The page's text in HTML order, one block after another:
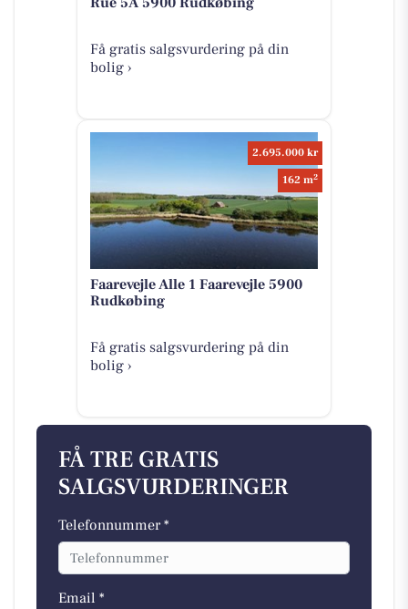
Få gratis salgsvurdering på din
bolig ›
2.695.000 kr
162 m2
Faarevejle Alle 1 Faarevejle 5900
Rudkøbing
Få gratis salgsvurdering på din
bolig ›
FÅ TRE GRATIS
SALGSVURDERINGER
Telefonnummer *
Email *